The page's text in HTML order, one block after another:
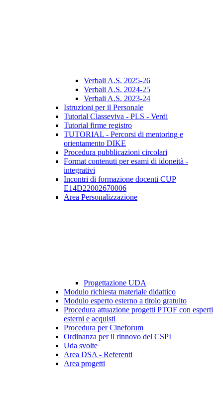
Verbali A.S. 2025-26
Verbali A.S. 2024-25
Verbali A.S. 2023-24
Istruzioni per il Personale
Tutorial Classeviva - PLS - Verdi
Tutorial firme registro
TUTORIAL - Percorsi di mentoring e
orientamento DIKE
Procedura pubblicazioni circolari
Format contenuti per esami di idoneità -
integrativi
Incontri di formazione docenti CUP
E14D22002670006
Area Personalizzazione
Progettazione UDA
Modulo richiesta materiale didattico
Modulo esperto esterno a titolo gratuito
Procedura attuazione progetti PTOF con esperti
esterni e acquisti
Procedura per Cineforum
Ordinanza per il rinnovo del CSPI
Uda svolte
Area DSA - Referenti
Area progetti